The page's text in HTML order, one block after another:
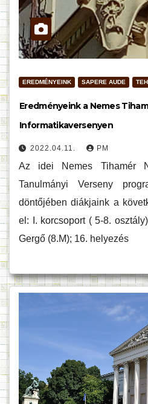
EREDMÉNYEINK SAPERE AUDE
Eredményeink a Nemes
Informatikaversenyen
2022.04.11. PM
Az idei Nemes Tihamér
Tanulmányi Verseny
döntőjében diákjaink a
el: I. korcsoport ( 5-8.
Gergő (8.M); 16. helyezés